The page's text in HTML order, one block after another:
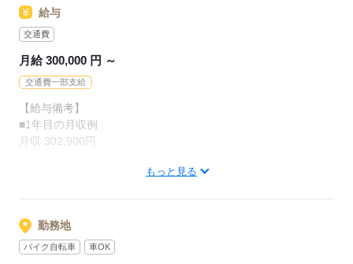
■満18歳以上の方（法令による）
【歓迎】
■未経験歓迎
■経験者歓迎
■経験不問
■モクモク作業が好きだ
※22時～翌5時まで18歳以上の方（省令2号）
応募する
給与
交通費
月給 300,000 円 ～
交通費一部支給
【給与備考】
■1年目の月収例
月収 302,900円
・時間外勤務手当：43,600円（残業25時間/月の場合）
・深夜勤務手当：16,000円
※手当額は勤務実績等により変動する場合があります。
もっと見る
勤務地
バイク自転車 車OK